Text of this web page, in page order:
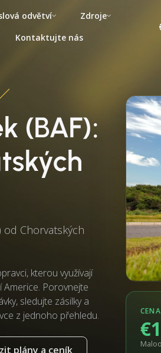
odvětví
Zdroje
Kontaktujte nás
(BAF):
Chorvatských
kterou využívají
Americe. Porovnejte
sledujte zásilky a
z jednoho přehledu.
plány a ceník